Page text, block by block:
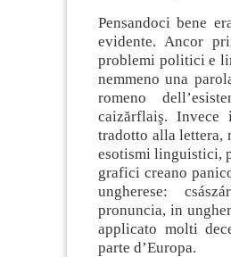
Pensandoci bene
evidente. Ancor
problemi politici e
nemmeno una
romeno
caizărflaiş. Invece
tradotto alla lettera,
esotismi linguistici,
grafici creano
ungherese:
pronuncia, in
applicato molti
parte d’Europa.